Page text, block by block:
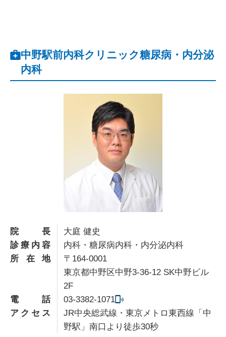
中野駅前内科クリニック糖尿病・内分泌
内科
院長
大庭 健史
診療内容
内科・糖尿病内科・内分泌内科
所在地
〒164-0001
東京都中野区中野3-36-12 SK中野ビル
2F
電話
03-3382-1071
アクセス
JR中央総武線・東京メトロ東西線「中
野駅」南口より徒歩30秒